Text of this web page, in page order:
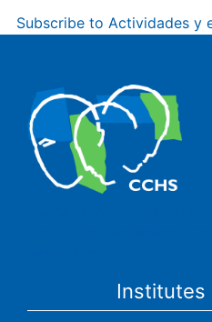
Subscribe to Actividades y
Institutes